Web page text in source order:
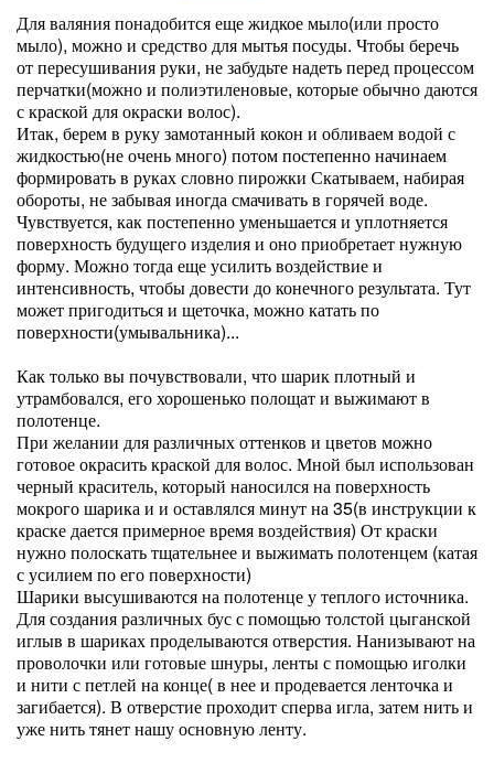
Для валяния понадобится еще жидкое мыло(или просто
мыло), можно и средство для мытья посуды. Чтобы беречь
от пересушивания руки, не забудьте надеть перед процессом
перчатки(можно и полиэтиленовые, которые обычно даются
с краской для окраски волос).
Итак, берем в руку замотанный кокон и обливаем водой с
жидкостью(не очень много) потом постепенно начинаем
формировать в руках словно пирожки Скатываем, набирая
обороты, не забывая иногда смачивать в горячей воде.
Чувствуется, как постепенно уменьшается и уплотняется
поверхность будущего изделия и оно приобретает нужную
форму. Можно тогда еще усилить воздействие и
интенсивность, чтобы довести до конечного результата. Тут
может пригодиться и щеточка, можно катать по
поверхности(умывальника)...
Как только вы почувствовали, что шарик плотный и
утрамбовался, его хорошенько полощат и выжимают в
полотенце.
При желании для различных оттенков и цветов можно
готовое окрасить краской для волос. Мной был использован
черный краситель, который наносился на поверхность
мокрого шарика и и оставлялся минут на 35(в инструкции к
краске дается примерное время воздействия) От краски
нужно полоскать тщательнее и выжимать полотенцем (катая
с усилием по его поверхности)
Шарики высушиваются на полотенце у теплого источника.
Для создания различных бус с помощью толстой цыганской
иглыв в шариках проделываются отверстия. Нанизывают на
проволочки или готовые шнуры, ленты с помощью иголки
и нити с петлей на конце( в нее и продевается ленточка и
загибается). В отверстие проходит сперва игла, затем нить и
уже нить тянет нашу основную ленту.